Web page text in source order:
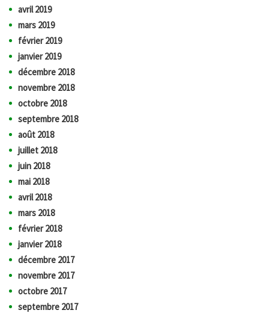
avril 2019
mars 2019
février 2019
janvier 2019
décembre 2018
novembre 2018
octobre 2018
septembre 2018
août 2018
juillet 2018
juin 2018
mai 2018
avril 2018
mars 2018
février 2018
janvier 2018
décembre 2017
novembre 2017
octobre 2017
septembre 2017